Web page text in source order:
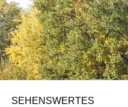
SEHENSWERTES